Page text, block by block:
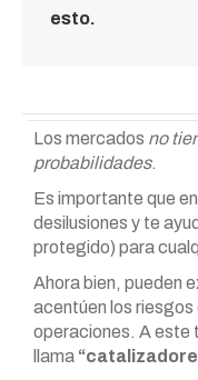
esto.
Los mercados no
probabilidades.
Es importante que
desilusiones y te
protegido) para
Ahora bien, pueden
acentúen los riesgos
operaciones. A este
llama